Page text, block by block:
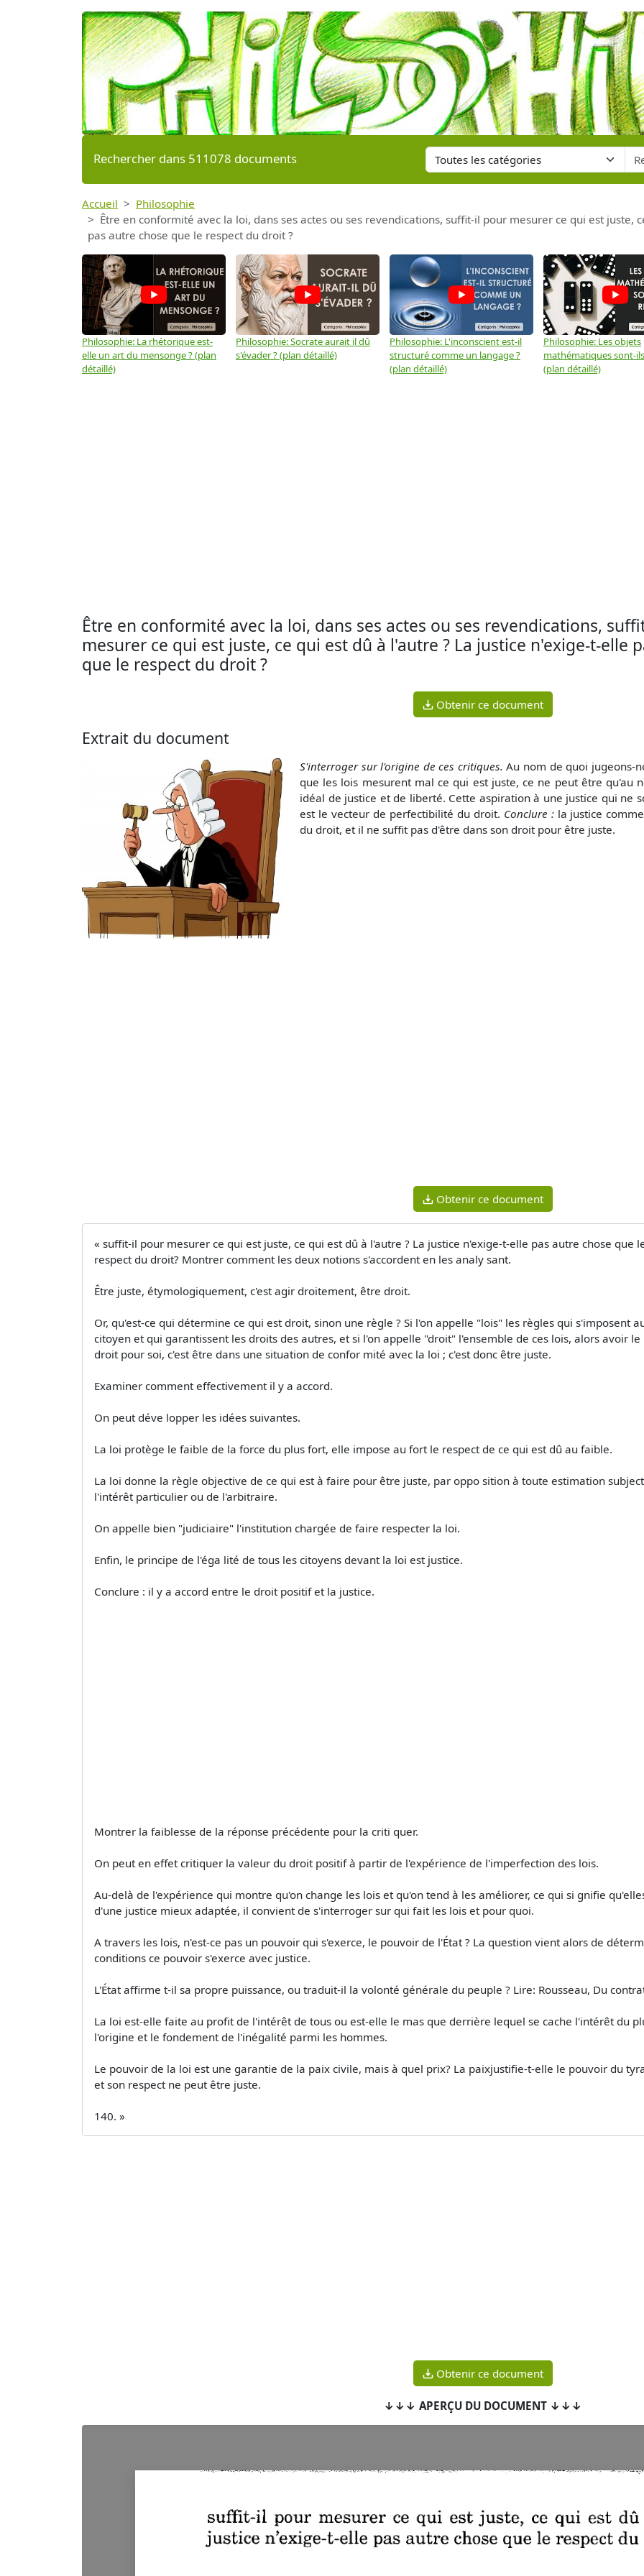
Rechercher dans 511078 documents
Accueil
Philosophie
Être en conformité avec la loi, dans ses actes ou ses revendications, suffit-il pour mesurer ce qui est juste,
pas autre chose que le respect du droit ?
Philosophie: La rhétorique est-
elle un art du mensonge ? (plan
détaillé)
Philosophie: Socrate aurait il dû
s'évader ? (plan détaillé)
Philosophie: L'inconscient est-il
structuré comme un langage ?
(plan détaillé)
Philosophie: Les objets
mathématiques sont-
(plan détaillé)
Être en conformité avec la loi, dans ses actes ou ses revendications,
mesurer ce qui est juste, ce qui est dû à l'autre ? La justice n'exige-t-elle
que le respect du droit ?
Obtenir ce document
Extrait du document
S'interroger sur l'origine de ces critiques.Au nom de quoi ju­geons-
que les lois mesurent mal ce qui est juste, ce ne peut être qu'au
idéal de justice et de liberté. Cette aspi­ration à une justice qui ne
est le vecteur de perfectibilité du droit. Conclure : la justice
du droit, et il ne suffit pas d'être dans son droit pour être juste.
Obtenir ce document
« suffit-il pour mesurer ce qui est juste, ce qui est dû à l'autre ? La justice n'exige-t-elle pas autre chose que
respect du droit? Montrer comment les deux notions s'accordent en les analy­ sant.
Être juste, étymologiquement, c'est agir droitement, être droit.
Or, qu'est-ce qui détermine ce qui est droit, sinon une règle ? Si l'on appelle "lois" les règles qui s'imposent
citoyen et qui garantissent les droits des autres, et si l'on appelle "droit" l'ensemble de ces lois, alors avoir le
droit pour soi, c'est être dans une situation de confor­ mité avec la loi ; c'est donc être juste.
Examiner comment effectivement il y a accord.
On peut déve­ lopper les idées suivantes.
La loi protège le faible de la force du plus fort, elle impose au fort le respect de ce qui est dû au faible.
La loi donne la règle objective de ce qui est à faire pour être juste, par oppo­ sition à toute estimation
l'intérêt particulier ou de l'arbitraire.
On appelle bien "judiciaire" l'institution chargée de faire respecter la loi.
Enfin, le principe de l'éga­ lité de tous les citoyens devant la loi est justice.
Conclure : il y a accord entre le droit positif et la justice.
Montrer la faiblesse de la réponse précédente pour la criti­ quer.
On peut en effet critiquer la valeur du droit positif à partir de l'expérience de l'imperfection des lois.
Au-delà de l'expérience qui montre qu'on change les lois et qu'on tend à les améliorer, ce qui si­ gnifie
d'une justice mieux adaptée, il convient de s'interroger sur qui fait les lois et pour quoi.
A travers les lois, n'est-ce pas un pouvoir qui s'exerce, le pouvoir de l'État ? La question vient alors de
conditions ce pouvoir s'exerce avec justice.
L'État affirme­ t-il sa propre puissance, ou traduit-il la volonté générale du peuple ? Lire: Rousseau, Du
La loi est-elle faite au profit de l'intérêt de tous ou est-elle le mas­ que derrière lequel se cache l'intérêt du
l'origine et le fondement de l'inégalité parmi les hommes.
Le pouvoir de la loi est une garantie de la paix civile, mais à quel prix? La paixjustifie-t-elle le pouvoir du
et son respect ne peut être juste.
140. »
Obtenir ce document
↓↓↓ APERÇU DU DOCUMENT ↓↓↓